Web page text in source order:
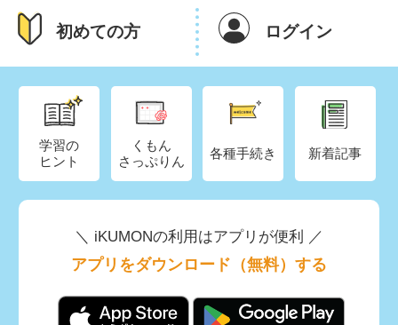
初めての方 ログイン
学習の
ヒント
くもん
さっぷりん
各種手続き 新着記事
＼ iKUMONの利用はアプリが便利 ／
アプリをダウンロード（無料）する